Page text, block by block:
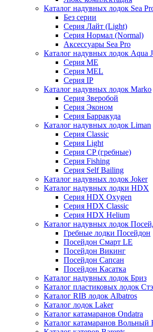
Каталог надувных лодок Sea
Без серии
Серия Лайт (Light)
Серия Нормал (Normal)
Аксессуары Sea Pro
Каталог надувных лодок Aqua
Серия ME
Серия MEL
Серия IP
Каталог надувных лодок Marko
Серия Зверобой
Серия Эконом
Серия Барракуда
Каталог надувных лодок Liman
Серия Classic
Серия Light
Серия CP (гребные)
Серия Fishing
Серия Self Bailing
Каталог надувных лодок Joker
Каталог надувных лодки HDX
Серия HDX Oxygen
Серия HDX Classic
Серия HDX Helium
Каталог надувных лодок
Гребные лодки Посейдон
Посейдон Смарт LE
Посейдон Викинг
Посейдон Сапсан
Посейдон Касатка
Каталог надувных лодок Бриз
Каталог пластиковых лодок
Каталог RIB лодок Albatros
Каталог лодок Laker
Каталог катамаранов Ondatra
Каталог катамаранов Вольный